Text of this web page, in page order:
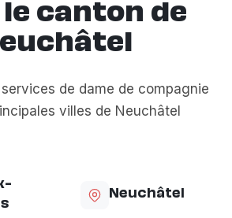
canton de
de dame de compagnie
villes de Neuchâtel
Neuchâtel